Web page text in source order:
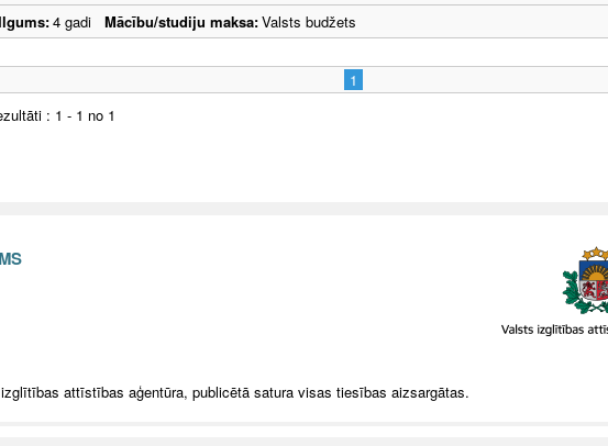
4 gadi Mācību/studiju maksa:Valsts budžets
1
: 1 - 1 no 1
izglītības attīstības aģentūra, publicētā satura visas tiesības aizsargātas.